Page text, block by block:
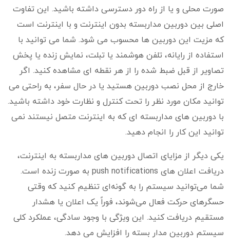
صورت محلی و یا از راه دور دسترسی داشته باشید. این تفاوت
اصلی بین دوربین مداربسته بدون اینترنت و با اینترنت است
که مزیت این دوربین ها محسوب می شود. شما می توانید با
استفاده از رایانه، تلفن هوشمند یا تبلت، نمایش زنده یا پخش
تصاویر از قبل ضبط شده را از هر نقطه ای مشاهده کنید. اگر
خارج از محل نصب دوربین هستید یا در حال سفر، به راحتی می
توانید مکان مورد نظر را تحت کنترل و نظارت خود داشته باشید.
با دوربین های مداربسته ای که به اینترنت متصل نیستند نمی
توانید این کار را انجام دهید.
یکی دیگر از مزایای اتصال دوربین های مداربسته به اینترنت،
دریافت اعلان های push notifications به صورت زنده است.
شما می‌توانید سیستم را به گونه‌ای تنظیم کنید که وقتی
حسگرهای حرکت فعال می‌شوند، فوراً یک اعلان یا هشدار
مستقیم دریافت کنید. این ویژگی با وجود سادگی، عملکرد کلی
سیستم دوربین مدار بسته را افزایش می دهد.